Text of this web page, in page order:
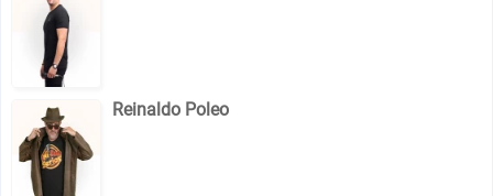
Reinaldo Poleo